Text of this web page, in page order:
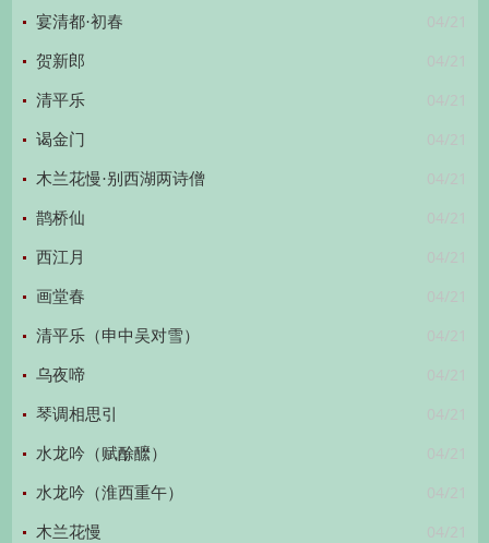
04/21
宴清都·初春
04/21
贺新郎
04/21
清平乐
04/21
谒金门
04/21
木兰花慢·别西湖两诗僧
04/21
鹊桥仙
04/21
西江月
04/21
画堂春
04/21
清平乐（申中吴对雪）
04/21
乌夜啼
04/21
琴调相思引
04/21
水龙吟（赋酴醿）
04/21
水龙吟（淮西重午）
04/21
木兰花慢